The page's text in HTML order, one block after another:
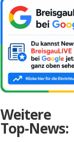
Weitere
Top-News: